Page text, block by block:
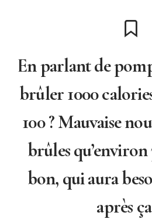
En parlant de
brûler 1000
100 ? Mauvaise
brûles qu’environ
bon, qui aura
après